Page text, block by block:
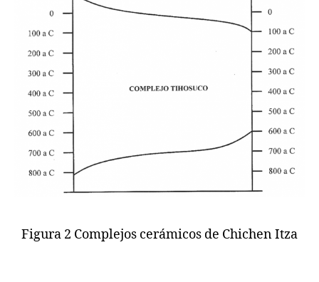
Figura 2 Complejos cerámicos de Chichen Itza